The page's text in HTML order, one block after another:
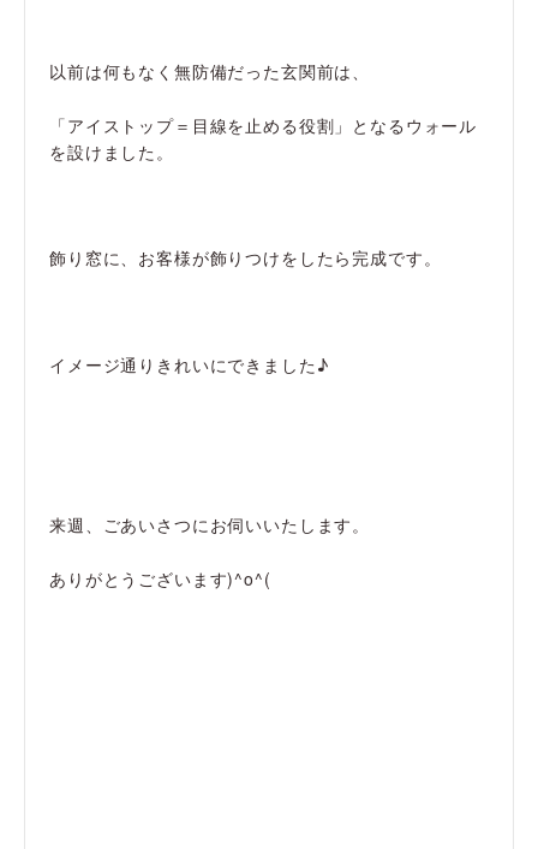
以前は何もなく無防備だった玄関前は、
「アイストップ＝目線を止める役割」となるウォール
を設けました。
飾り窓に、お客様が飾りつけをしたら完成です。
イメージ通りきれいにできました♪
来週、ごあいさつにお伺いいたします。
ありがとうございます)^o^(